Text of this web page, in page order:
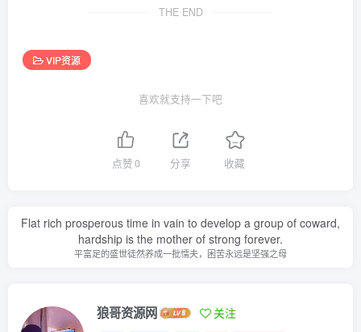
THE END
VIP资源
喜欢就支持一下吧
点赞0 分享 收藏
Flat rich prosperous time in vain to develop a group of coward,
hardship is the mother of strong forever.
平富足的盛世徒然养成一批懦夫，困苦永远是坚强之母
狼哥资源网 关注